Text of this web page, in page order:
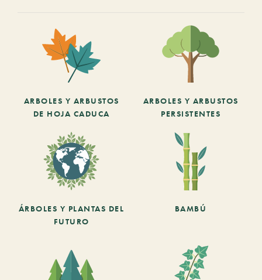
ARBOLES Y ARBUSTOS
DE HOJA CADUCA
ARBOLES Y ARBUSTOS
PERSISTENTES
ÁRBOLES Y PLANTAS DEL
FUTURO
BAMBÚ